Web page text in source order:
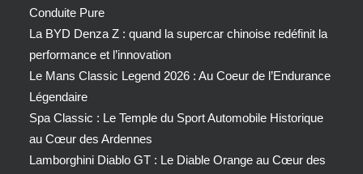
Conduite Pure
La BYD Denza Z : quand la supercar chinoise redéfinit la
performance et l’innovation
Le Mans Classic Legend 2026 : Au Coeur de l’Endurance
Légendaire
Spa Classic : Le Temple du Sport Automobile Historique
au Cœur des Ardennes
Lamborghini Diablo GT : Le Diable Orange au Cœur des